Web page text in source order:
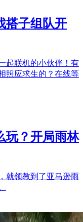
搭子组队开
起联机的小伙伴！有
照应求生的？在线等
玩？开局雨林
就领教到了亚马逊雨